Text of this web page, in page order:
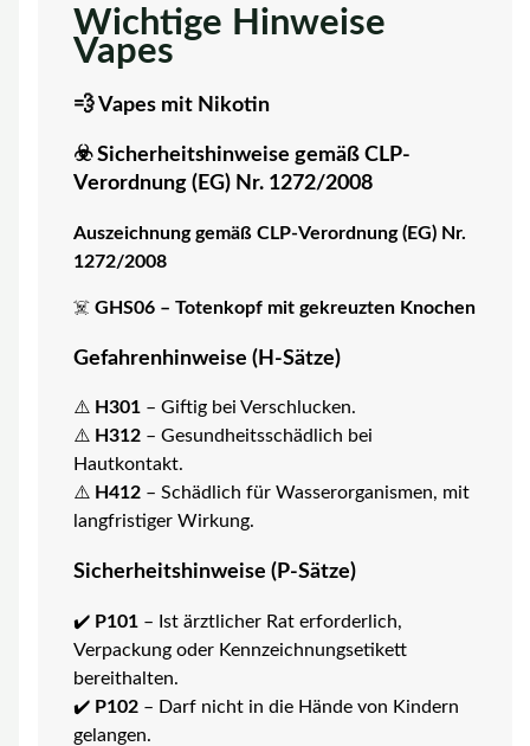
Wichtige Hinweise
Vapes
💨 Vapes mit Nikotin
☣️ Sicherheitshinweise gemäß CLP-
Verordnung (EG) Nr. 1272/2008
Auszeichnung gemäß CLP-Verordnung (EG) Nr.
1272/2008
☠️ GHS06 – Totenkopf mit gekreuzten Knochen
Gefahrenhinweise (H-Sätze)
⚠️ H301– Giftig bei Verschlucken.
⚠️ H312– Gesundheitsschädlich bei
Hautkontakt.
⚠️ H412– Schädlich für Wasserorganismen, mit
langfristiger Wirkung.
Sicherheitshinweise (P-Sätze)
✔️ P101– Ist ärztlicher Rat erforderlich,
Verpackung oder Kennzeichnungsetikett
bereithalten.
✔️ P102– Darf nicht in die Hände von Kindern
gelangen.